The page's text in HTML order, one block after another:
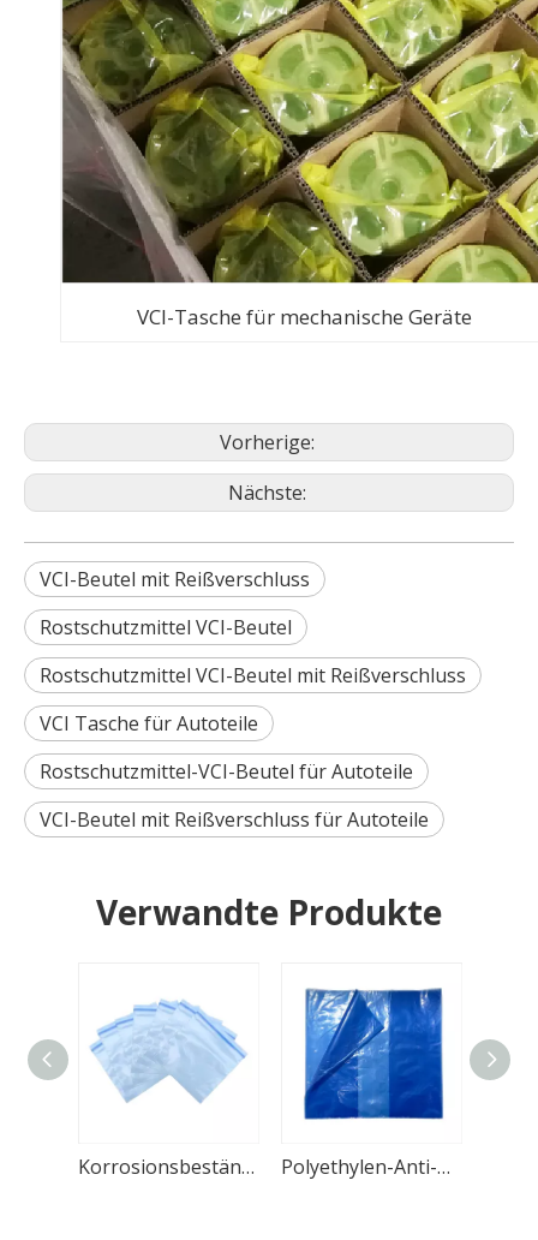
VCI-Tasche für mechanische Geräte
Vorherige:
Nächste:
VCI-Beutel mit Reißverschluss
Rostschutzmittel VCI-Beutel
Rostschutzmittel VCI-Beutel mit Reißverschluss
VCI Tasche für Autoteile
Rostschutzmittel-VCI-Beutel für Autoteile
VCI-Beutel mit Reißverschluss für Autoteile
Verwandte Produkte
Korrosionsbeständige VCI-Aufbewahrungstasche mit Reißverschluss Polyethylen-Anti-Rost-VCI-Beutel für Autoteile